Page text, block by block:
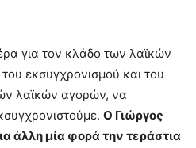
για τον κλάδο των λαϊκών
εκσυγχρονισμού και του
λαϊκών αγορών, να
Ο Γιώργος
άλλη μία φορά την τεράστια